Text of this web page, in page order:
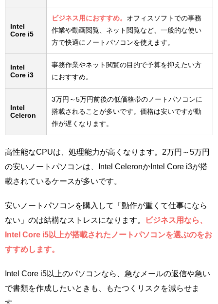
Intel
Core i5
ビジネス用におすすめ。 オフィスソフトでの事務
作業や動画閲覧、ネット閲覧など、一般的な使い
方で快適にノートパソコンを使えます。
Intel
Core i3
事務作業やネット閲覧の目的で予算を抑えたい方
におすすめ。
Intel
Celeron
3万円～5万円前後の低価格帯のノートパソコンに
搭載されることが多いです。価格は安いですが動
作が遅くなります。
高性能なCPUは、処理能力が高くなります。2万円～5万円
の安いノートパソコンは、Intel CeleronかIntel Core i3が搭
載されているケースが多いです。
安いノートパソコンを購入して「動作が重くて仕事になら
ない」のは結構なストレスになります。
ビジネス用なら、
Intel Core i5以上が搭載されたノートパソコンを選ぶのをお
すすめします。
Intel Core i5以上のパソコンなら、急なメールの返信や急い
で書類を作成したいときも、もたつくリスクを減らせま